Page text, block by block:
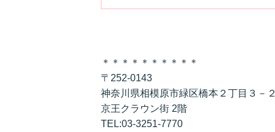
＊＊＊＊＊＊＊＊＊＊
〒252-0143
神奈川県相模原市緑区橋本２丁目３－２
京王クラウン街 2階
TEL:03-3251-7770